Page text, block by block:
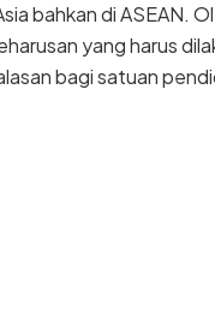
bahkan di ASEAN.
yang harus
bagi satuan